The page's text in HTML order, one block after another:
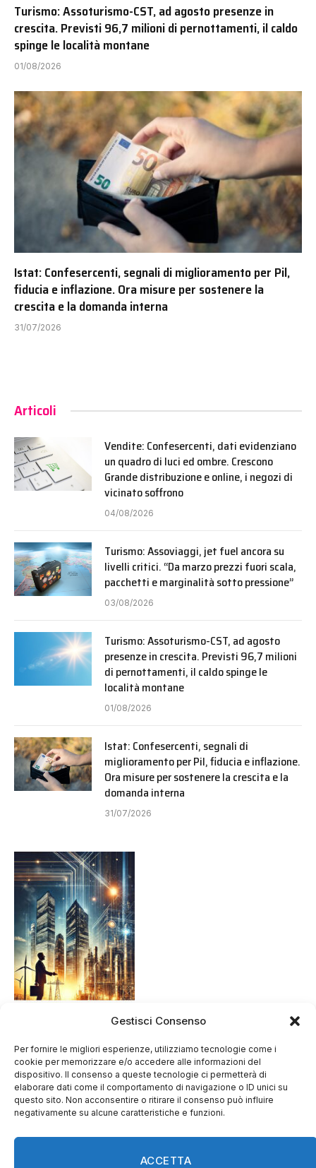
Gestisci Consenso
Per fornire le migliori esperienze, utilizziamo tecnologie come i
cookie per memorizzare e/o accedere alle informazioni del
dispositivo. Il consenso a queste tecnologie ci permetterà di
elaborare dati come il comportamento di navigazione o ID unici su
questo sito. Non acconsentire o ritirare il consenso può influire
negativamente su alcune caratteristiche e funzioni.
ACCETTA
Turismo: Assoturismo-CST, ad agosto presenze in
crescita. Previsti 96,7 milioni di pernottamenti, il caldo
spinge le località montane
01/08/2026
Istat: Confesercenti, segnali di miglioramento per Pil,
fiducia e inflazione. Ora misure per sostenere la
crescita e la domanda interna
31/07/2026
Articoli
Vendite: Confesercenti, dati evidenziano
un quadro di luci ed ombre. Crescono
Grande distribuzione e online, i negozi di
vicinato soffrono
04/08/2026
Turismo: Assoviaggi, jet fuel ancora su
livelli critici. “Da marzo prezzi fuori scala,
pacchetti e marginalità sotto pressione”
03/08/2026
Turismo: Assoturismo-CST, ad agosto
presenze in crescita. Previsti 96,7 milioni
di pernottamenti, il caldo spinge le
località montane
01/08/2026
Istat: Confesercenti, segnali di
miglioramento per Pil, fiducia e inflazione.
Ora misure per sostenere la crescita e la
domanda interna
31/07/2026